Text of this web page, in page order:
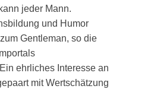
jeder Mann.
und Humor
Gentleman, so die
ehrliches Interesse an
mit Wertschätzung